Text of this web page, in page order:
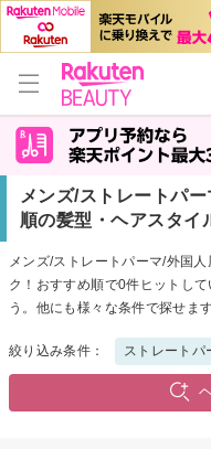
メンズ/ストレートパ
順の髪型・ヘアスタイ
メンズ/ストレートパーマ/外国
ク！おすすめ順で0件ヒットし
う。他にも様々な条件で探せます
絞り込み条件： ストレートパ